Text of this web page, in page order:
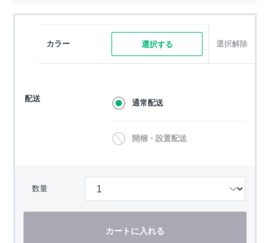
カラー 選択する 選択解除
配送 通常配送
開梱・設置配送
数量
カートに入れる